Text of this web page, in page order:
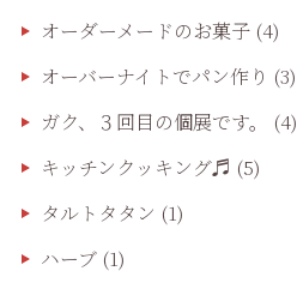
オーダーメードのお菓子(4)
オーバーナイトでパン作り (3)
ガク、３回目の個展です。
(4)
キッチンクッキング♬ (5)
タルトタタン (1)
ハーブ(1)